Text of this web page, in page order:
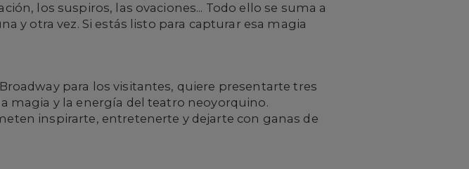
los suspiros, las ovaciones... Todo ello se suma a
y otra vez. Si estás listo para capturar esa magia
para los visitantes, quiere presentarte tres
magia y la energía del teatro neoyorquino.
inspirarte, entretenerte y dejarte con ganas de